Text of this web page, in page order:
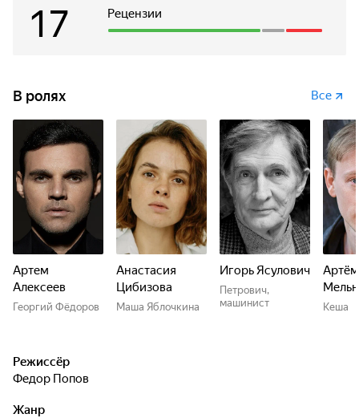
Рецензии
17
В ролях Все
Артем
Алексеев
Георгий Фёдоров
Анастасия
Цибизова
Маша Яблочкина
Игорь Ясулович
Петрович,
машинист
Артём
Кеша
Режиссёр
Федор Попов
Жанр